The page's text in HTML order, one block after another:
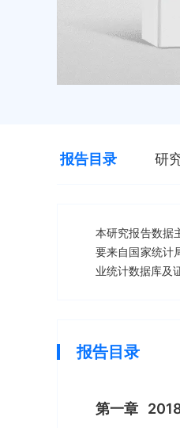
报告目录 研
本研究报告数据
要来自国家统计
业统计数据库及
报告目录
第一章